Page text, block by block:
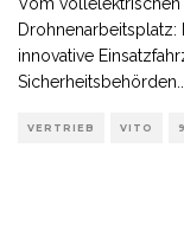
innovative
Sicherheitsbehörden
VERTRIEB VITO